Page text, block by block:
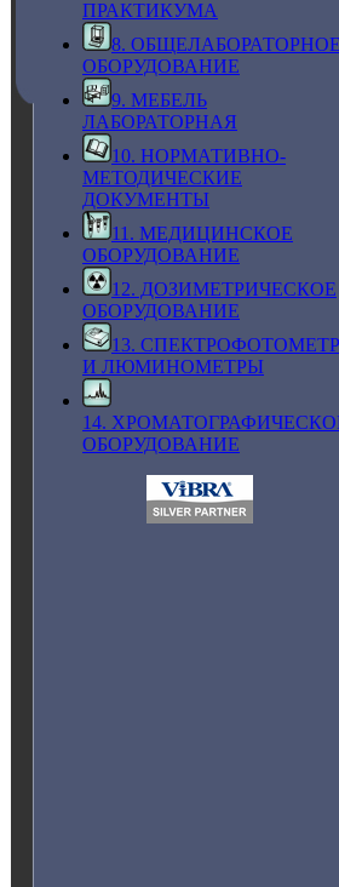
ПРАКТИКУМА
8. ОБЩЕЛАБОРАТОРНОЕ
ОБОРУДОВАНИЕ
9. МЕБЕЛЬ
ЛАБОРАТОРНАЯ
10. НОРМАТИВНО-
МЕТОДИЧЕСКИЕ
ДОКУМЕНТЫ
11. МЕДИЦИНСКОЕ
ОБОРУДОВАНИЕ
12. ДОЗИМЕТРИЧЕСКОЕ
ОБОРУДОВАНИЕ
13.
И ЛЮМИНОМЕТРЫ
14.
ОБОРУДОВАНИЕ